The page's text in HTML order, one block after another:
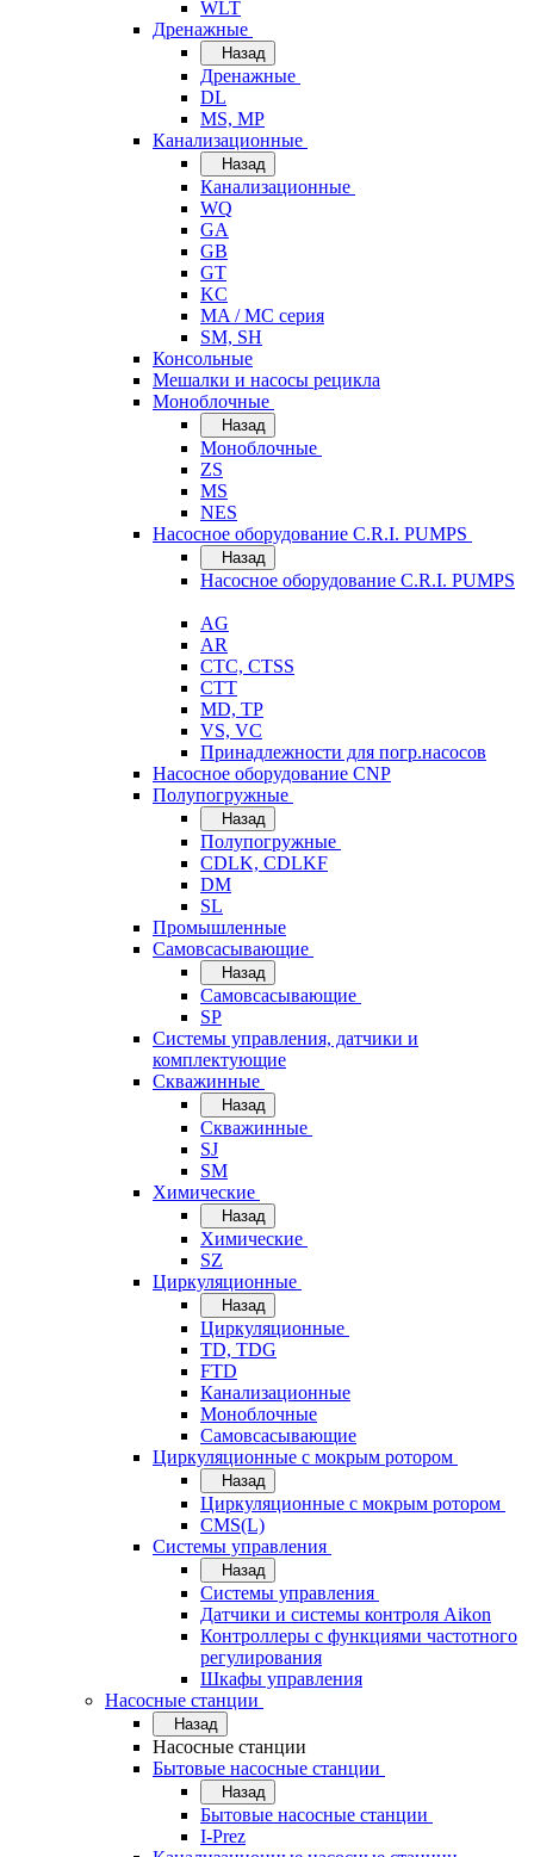
WLT
Дренажные
Назад
Дренажные
DL
MS, MP
Канализационные
Назад
Канализационные
WQ
GA
GB
GT
KC
MA / MC серия
SM, SH
Консольные
Мешалки и насосы рецикла
Моноблочные
Назад
Моноблочные
ZS
MS
NES
Насосное оборудование C.R.I. PUMPS
Назад
Насосное оборудование C.R.I. PUMPS
AG
AR
CTC, CTSS
CTT
MD, TP
VS, VC
Принадлежности для погр.насосов
Насосное оборудование CNP
Полупогружные
Назад
Полупогружные
CDLK, CDLKF
DM
SL
Промышленные
Самовсасывающие
Назад
Самовсасывающие
SP
Системы управления, датчики и
комплектующие
Скважинные
Назад
Скважинные
SJ
SM
Химические
Назад
Химические
SZ
Циркуляционные
Назад
Циркуляционные
TD, TDG
FTD
Канализационные
Моноблочные
Самовсасывающие
Циркуляционные с мокрым ротором
Назад
Циркуляционные с мокрым ротором
CMS(L)
Системы управления
Назад
Системы управления
Датчики и системы контроля Aikon
Контроллеры с функциями частотного
регулирования
Шкафы управления
Насосные станции
Назад
Насосные станции
Бытовые насосные станции
Назад
Бытовые насосные станции
I-Prez